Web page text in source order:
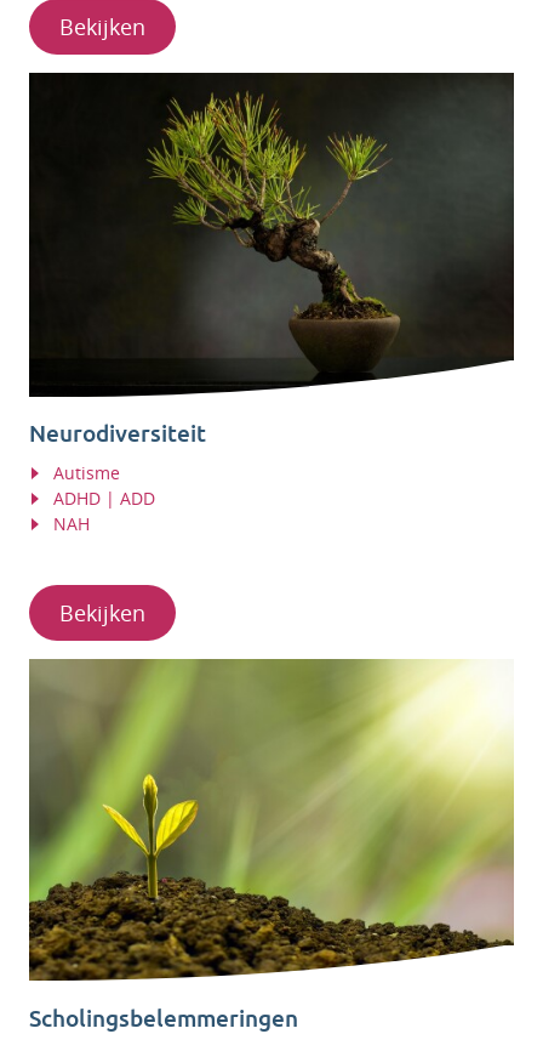
Bekijken
Neurodiversiteit
Autisme
ADHD | ADD
NAH
Bekijken
Scholingsbelemmeringen